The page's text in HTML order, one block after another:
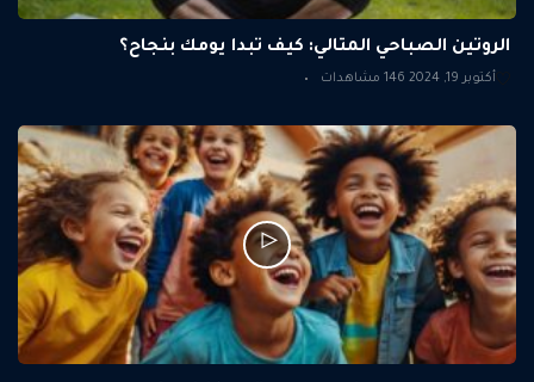
الروتين الصباحي المثالي: كيف تبدأ يومك بنجاح؟
أكتوبر 19, 2024 146 مشاهدات